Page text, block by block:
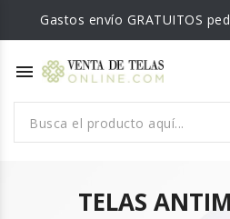
Gastos envío GRATUITOS
menu
TELAS